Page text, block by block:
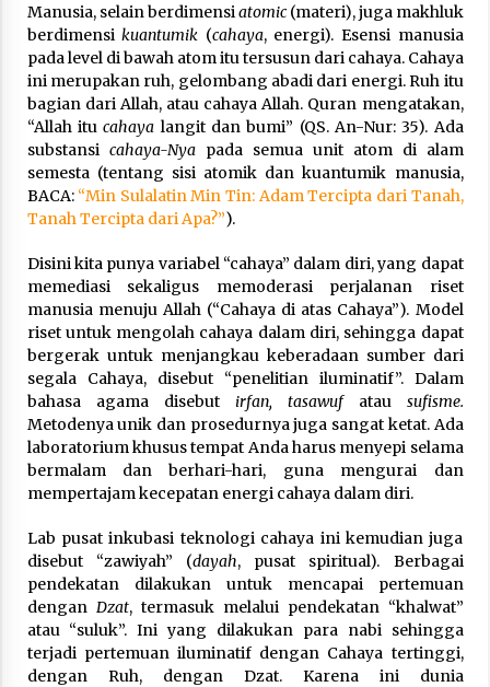
Manusia, selain berdimensiatomic (materi), juga makhluk
berdimensikuantumik (cahaya, energi). Esensi manusia
pada level di bawah atom itu tersusun dari cahaya. Cahaya
ini merupakan ruh, gelombang abadi dari energi. Ruh itu
bagian dari Allah, atau cahaya Allah. Quran mengatakan,
“Allah itucahayalangit dan bumi” (QS. An-Nur: 35). Ada
substansi cahaya-Nya pada semua unit atom di alam
semesta (tentang sisi atomik dan kuantumik manusia,
BACA: “Min Sulalatin Min Tin: Adam Tercipta dari Tanah,
Tanah Tercipta dari Apa?”).
Disini kita punya variabel “cahaya” dalam diri, yang dapat
memediasi sekaligus memoderasi perjalanan riset
manusia menuju Allah (“Cahaya di atas Cahaya”). Model
riset untuk mengolah cahaya dalam diri, sehingga dapat
bergerak untuk menjangkau keberadaan sumber dari
segala Cahaya, disebut “penelitian iluminatif”. Dalam
bahasa agama disebut irfan, tasawuf atau sufisme.
Metodenya unik dan prosedurnya juga sangat ketat. Ada
laboratorium khusus tempat Anda harus menyepi selama
bermalam dan berhari-hari, guna mengurai dan
mempertajam kecepatan energi cahaya dalam diri.
Lab pusat inkubasi teknologi cahaya ini kemudian juga
disebut “zawiyah” (dayah, pusat spiritual). Berbagai
pendekatan dilakukan untuk mencapai pertemuan
dengan Dzat, termasuk melalui pendekatan “khalwat”
atau “suluk”. Ini yang dilakukan para nabi sehingga
terjadi pertemuan iluminatif dengan Cahaya tertinggi,
dengan Ruh, dengan Dzat. Karena ini dunia